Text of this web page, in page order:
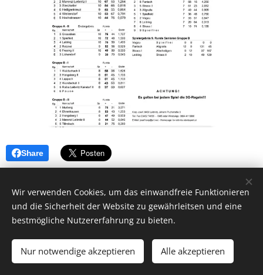
Share
Unterstützt von Webnode Cookies
Wir verwenden Cookies, um das einwandfreie Funktionieren
und die Sicherheit der Website zu gewährleitsen und eine
bestmögliche Nutzererfahrung zu bieten.
Nur notwendige akzeptieren Alle akzeptieren